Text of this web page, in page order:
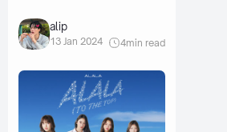
alip
13 Jan 2024 4min read